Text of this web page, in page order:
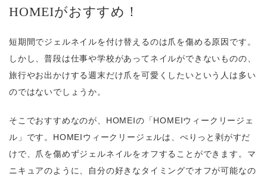
HOMEIがおすすめ！
短期間でジェルネイルを付け替えるのは爪を傷める原因です。
しかし、普段は仕事や学校があってネイルができないものの、
旅行やお出かけする週末だけ爪を可愛くしたいという人は多い
のではないでしょうか。
そこでおすすめなのが、HOMEIの「HOMEIウィークリージェ
ル」です。HOMEIウィークリージェルは、ぺりっと剥がすだ
けで、爪を傷めずジェルネイルをオフすることができます。マ
ニキュアのように、自分の好きなタイミングでオフが可能なの